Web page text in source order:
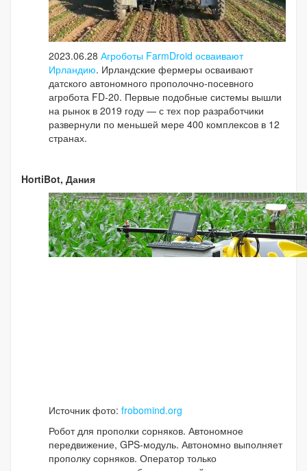
2023.06.28 Агроботы FarmDroid осваивают
Ирландию. Ирландские фермеры осваивают
датского автономного прополочно-посевного
агробота FD-20. Первые подобные системы вышли
на рынок в 2019 году — с тех пор разработчики
развернули по меньшей мере 400 комплексов в 12
странах.
HortiBot, Дания
Источник фото: frobomind.org
Робот для прополки сорняков. Автономное
передвижение, GPS-модуль. Автономно выполняет
прополку сорняков. Оператор только